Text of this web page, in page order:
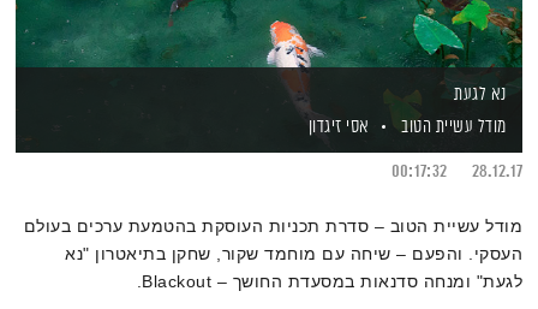
נא לגעת
מודל עשיית הטוב
אסי זיגדון
28.12.17
00:17:32
מודל עשיית הטוב – סדרת תכניות העוסקת בהטמעת ערכים בעולם
העסקי. והפעם – שיחה עם מוחמד שקור, שחקן בתיאטרון "נא
לגעת" ומנחה סדנאות במסעדת החושך – Blackout.